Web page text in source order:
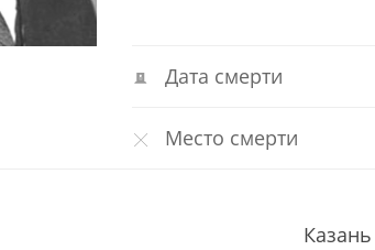
Дата смерти
Место смерти